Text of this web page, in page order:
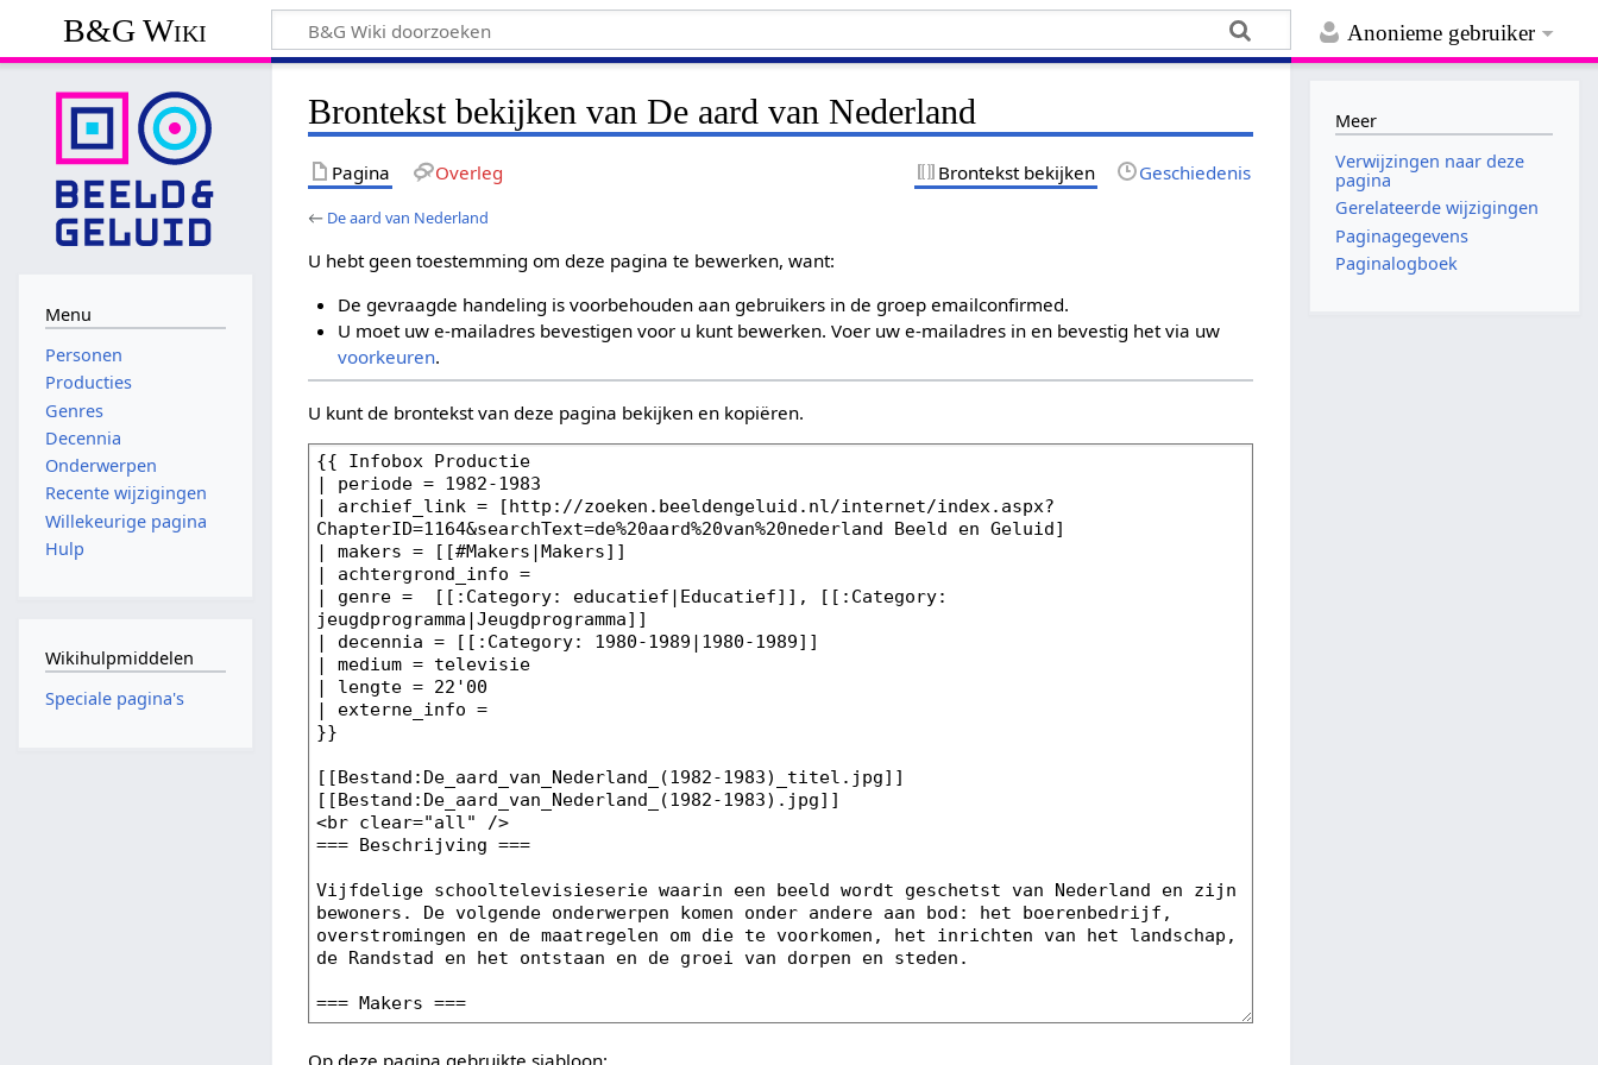
Anonieme gebruiker
B&G Wiki
Brontekst bekijken van De aard van Nederland
Pagina Overleg Brontekst bekijken Geschiedenis
← De aard van Nederland
U hebt geen toestemming om deze pagina te bewerken, want:
De gevraagde handeling is voorbehouden aan gebruikers in de groep emailconfirmed.
U moet uw e-mailadres bevestigen voor u kunt bewerken. Voer uw e-mailadres in en bevestig het via uw
voorkeuren.
U kunt de brontekst van deze pagina bekijken en kopiëren.
Op deze pagina gebruikte sjabloon:
Menu
Personen
Producties
Genres
Decennia
Onderwerpen
Recente wijzigingen
Willekeurige pagina
Hulp
Wikihulpmiddelen
Speciale pagina's
Meer
Verwijzingen naar deze
pagina
Gerelateerde wijzigingen
Paginagegevens
Paginalogboek